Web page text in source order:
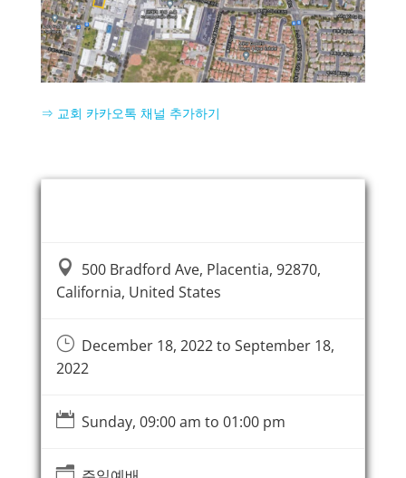
⇒ 교회 카카오톡 채널 추가하기
 500 Bradford Ave, Placentia, 92870,
California, United States
}December 18, 2022 to September 18,
2022
 Sunday, 09:00 am to 01:00 pm
n